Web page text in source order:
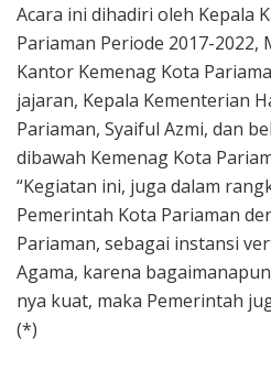
Acara ini dihadiri oleh Kepala
Pariaman Periode 2017-2022,
Kantor Kemenag Kota
jajaran, Kepala Kementerian
Pariaman, Syaiful Azmi, dan
dibawah Kemenag Kota
“Kegiatan ini, juga dalam
Pemerintah Kota Pariaman
Pariaman, sebagai instansi
Agama, karena
nya kuat, maka Pemerintah
(*)